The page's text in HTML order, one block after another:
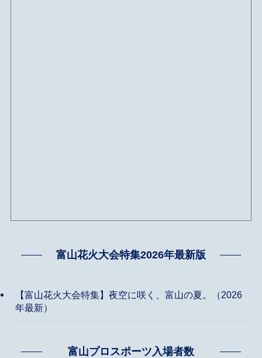
富山花火大会特集2026年最新版
【富山花火大会特集】夜空に咲く、富山の夏。（2026
年最新）
富山プロスポーツ入場者数